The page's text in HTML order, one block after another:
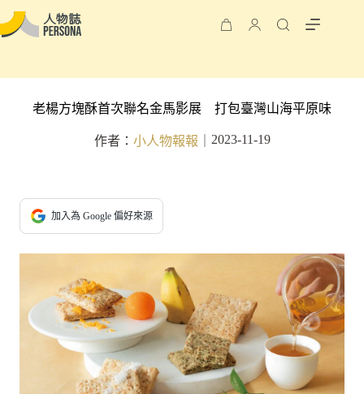
老楊方塊酥首次聯名金馬影展 打包臺灣山海平原味
作者： 小人物報報 2023-11-19
加入為 Google 偏好來源